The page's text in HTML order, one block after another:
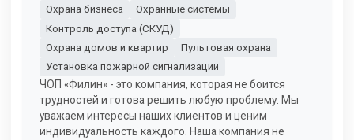
Охрана бизнеса
Охранные системы
Контроль доступа (СКУД)
Охрана домов и квартир
Пультовая охрана
Установка пожарной сигнализации
ЧОП «Филин» - это компания, которая не боится
трудностей и готова решить любую проблему. Мы
уважаем интересы наших клиентов и ценим
индивидуальность каждого. Наша компания не